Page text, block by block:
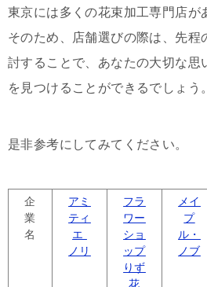
東京には多くの花束加工専門店が
そのため、店舗選びの際は、先程
討することで、あなたの大切な思
を見つけることができるでしょう。
是非参考にしてみてください。
企
業
名
アミ
ティ
エ
ノリ
フラ
ワー
ショ
ップ
りず
花
メイ
プ
ル・
ノブ